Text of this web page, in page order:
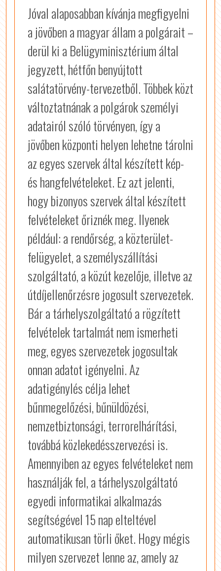
Jóval alaposabban kívánja megfigyelni
a jövőben a magyar állam a polgárait –
derül ki a Belügyminisztérium által
jegyzett, hétfőn benyújtott
salátatörvény-tervezetből. Többek közt
változtatnának a polgárok személyi
adatairól szóló törvényen, így a
jövőben központi helyen lehetne tárolni
az egyes szervek által készített kép-
és hangfelvételeket. Ez azt jelenti,
hogy bizonyos szervek által készített
felvételeket őriznék meg. Ilyenek
például: a rendőrség, a közterület-
felügyelet, a személyszállítási
szolgáltató, a közút kezelője, illetve az
útdíjellenőrzésre jogosult szervezetek.
Bár a tárhelyszolgáltató a rögzített
felvételek tartalmát nem ismerheti
meg, egyes szervezetek jogosultak
onnan adatot igényelni. Az
adatigénylés célja lehet
bűnmegelőzési, bűnüldözési,
nemzetbiztonsági, terrorelhárítási,
továbbá közlekedésszervezési is.
Amennyiben az egyes felvételeket nem
használják fel, a tárhelyszolgáltató
egyedi informatikai alkalmazás
segítségével 15 nap elteltével
automatikusan törli őket. Hogy mégis
milyen szervezet lenne az, amely az